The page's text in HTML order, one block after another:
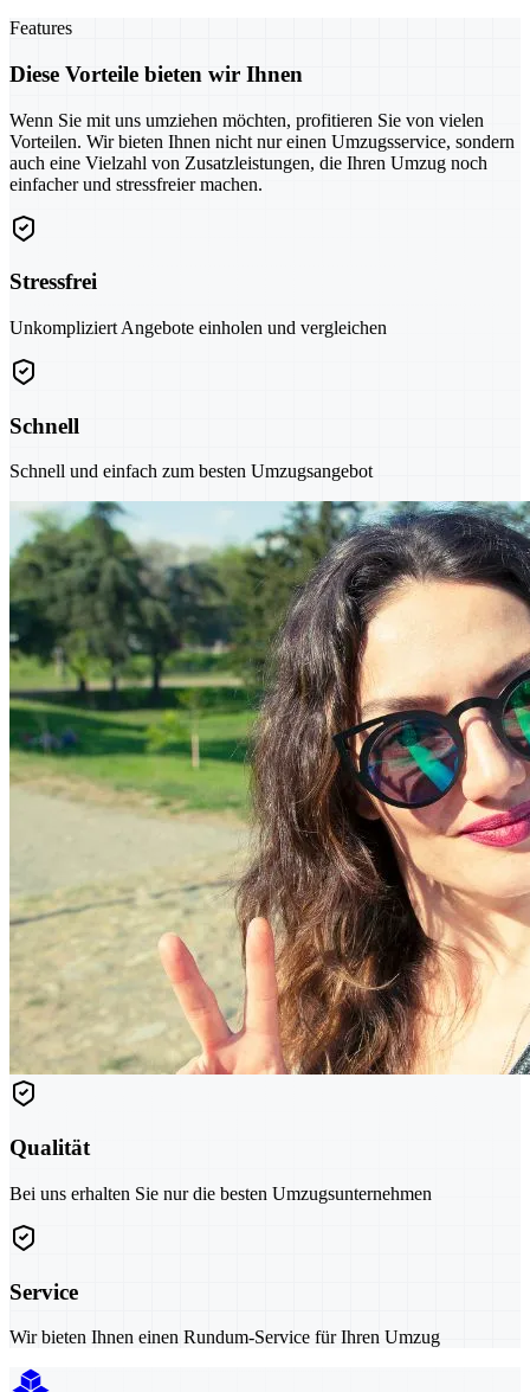
Features
Diese Vorteile bieten wir Ihnen
Wenn Sie mit uns umziehen möchten, profitieren Sie von vielen
Vorteilen. Wir bieten Ihnen nicht nur einen Umzugsservice, sondern
auch eine Vielzahl von Zusatzleistungen, die Ihren Umzug noch
einfacher und stressfreier machen.
Stressfrei
Unkompliziert Angebote einholen und vergleichen
Schnell
Schnell und einfach zum besten Umzugsangebot
Qualität
Bei uns erhalten Sie nur die besten Umzugsunternehmen
Service
Wir bieten Ihnen einen Rundum-Service für Ihren Umzug